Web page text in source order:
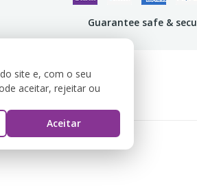
Guarantee safe &
site e, com o seu
aceitar, rejeitar ou
Aceitar